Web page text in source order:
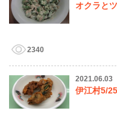
オクラと
2340
2021.06.03
伊江村5/